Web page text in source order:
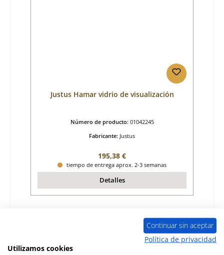
Justus Hamar vidrio de visualización
Número de producto: 01042245
Fabricante: Justus
Precio normal:
195,38 €
tiempo de entrega aprox. 2-3 semanas
Detalles
Continuar sin aceptar
Política de privacidad
Utilizamos cookies